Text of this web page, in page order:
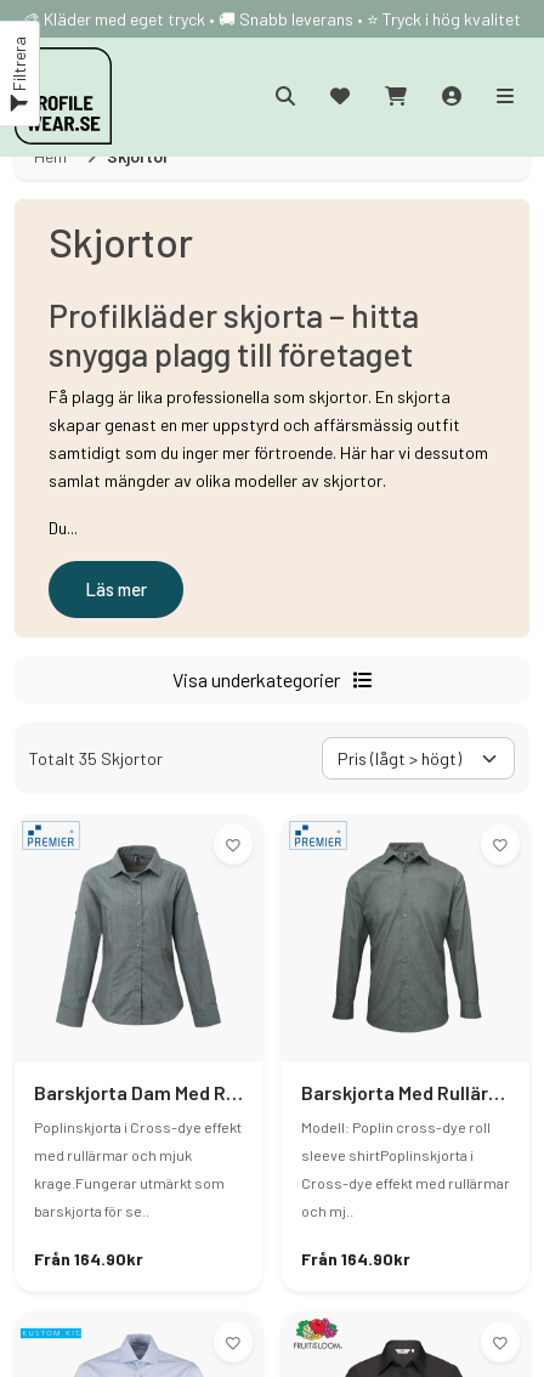
Filtrera
🎨 Kläder med eget tryck • 🚚 Snabb leverans • ⭐ Tryck i hög kvalitet
Hem Skjortor
Skjortor
Profilkläder skjorta – hitta
snygga plagg till företaget
Få plagg är lika professionella som skjortor. En skjorta
skapar genast en mer uppstyrd och affärsmässig outfit
samtidigt som du inger mer förtroende. Här har vi dessutom
samlat mängder av olika modeller av skjortor.
Du...
Läs mer
Visa underkategorier
Totalt 35 Skjortor
Barskjorta Dam Med Rullärmar I Poplin Stil
Poplinskjorta i Cross-dye effekt
med rullärmar och mjuk
krage.Fungerar utmärkt som
barskjorta för se..
Från 164.90kr
Barskjorta Med Rullärmar I Poplin Stil
Modell: Poplin cross-dye roll
sleeve shirtPoplinskjorta i
Cross-dye effekt med rullärmar
och mj..
Från 164.90kr